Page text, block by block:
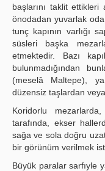
başlarını taklit ettikleri
önodadan yuvarlak
tunç kapının varlığı
süsleri başka
etmektedir. Bazı
bulunmadığından
(meselâ Maltepe),
düzensiz taşlardan
Koridorlu
tarafında, ekser
sağa ve sola doğru
bir görünüm verilmek
Büyük paralar sarfıyle